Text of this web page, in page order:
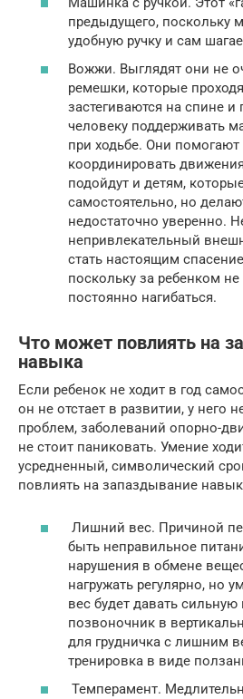
предыдущего, поскольку
удобную ручку и сам
Вожжи. Выглядят они не
ремешки, которые
застегиваются на спине
человеку поддерживать
при ходьбе. Они
координировать
подойдут и детям,
самостоятельно, но
недостаточно уверенно.
непривлекательный
стать настоящим
поскольку за ребенком
постоянно нагибаться.
Что может повлиять на
навыка
Если ребенок не ходит в год
он не отстает в развитии, у него
проблем, заболеваний опорно-
не стоит паниковать. Умение
усредненный, символический
повлиять на запаздывание
Лишний вес. Причиной
быть неправильное
нарушения в обмене
нагружать регулярно, но
вес будет давать сильную
позвоночник в
для грудничка с лишним
тренировка в виде
Темперамент.